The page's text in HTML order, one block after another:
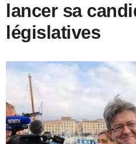
lancer sa
législatives